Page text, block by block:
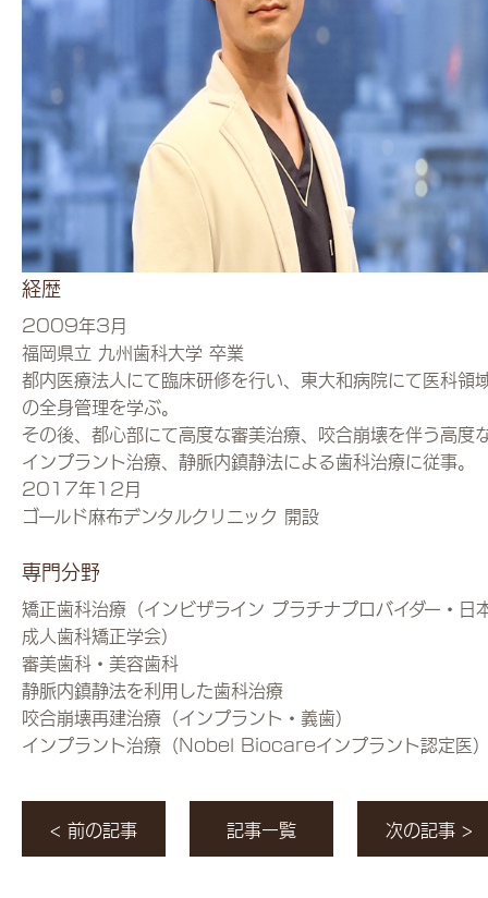
経歴
2009年3月
福岡県立 九州歯科大学 卒業
都内医療法人にて臨床研修を行い、東大和病院にて医科領
の全身管理を学ぶ。
その後、都心部にて高度な審美治療、咬合崩壊を伴う高度
インプラント治療、静脈内鎮静法による歯科治療に従事。
2017年12月
ゴールド麻布デンタルクリニック 開設
専門分野
矯正歯科治療（インビザライン プラチナプロバイダー・日
成人歯科矯正学会）
審美歯科・美容歯科
静脈内鎮静法を利用した歯科治療
咬合崩壊再建治療（インプラント・義歯）
インプラント治療（Nobel Biocareインプラント認定医
< 前の記事 記事一覧 次の記事 >